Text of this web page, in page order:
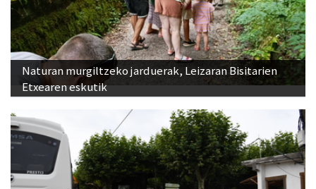
Naturan murgiltzeko jarduerak, Leizaran Bisitarien
Etxearen eskutik